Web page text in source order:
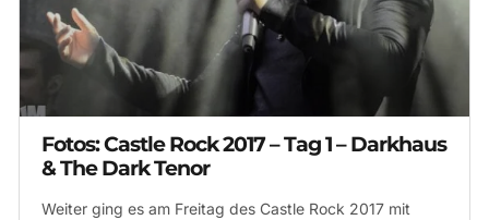
Fotos: Castle Rock 2017 – Tag 1 – Darkhaus
& The Dark Tenor
Weiter ging es am Freitag des Castle Rock 2017 mit